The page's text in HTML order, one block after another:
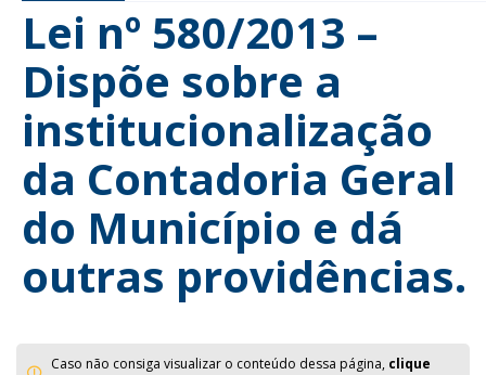
Lei nº 580/2013 –
Dispõe sobre a
institucionalização
da Contadoria Geral
do Município e dá
outras providências.
Caso não consiga visualizar o conteúdo dessa página, clique